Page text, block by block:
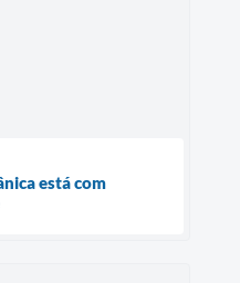
está com